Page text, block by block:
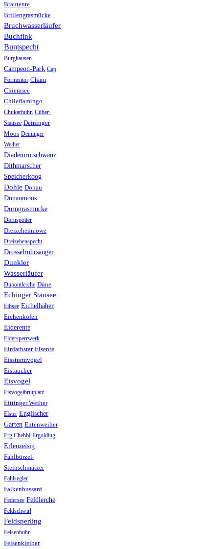
Brautente
Brillengrasmücke
Bruchwasserläufer
Buchfink
Buntspecht
Burghausen
Campeon-Park Cap
Formentor Cham
Chiemsee
Chileflamingo
Chukarhuhn Cúber-
Stausee Deininger
Moos Deininger
Weiher
Diademrotschwanz
Dithmarscher
Speicherkoog
Dohle Donau
Donaumoos
Dorngrasmücke
Dornspötter
Dreizehenmöwe
Dreizehenspecht
Drosselrohrsänger
Dunkler
Wasserläufer
Dupontlerche Düne
Echinger Stausee
Eibsee Eichelhäher
Eichenkofen
Eiderente
Eidersperrwerk
Einfarbstar Eisente
Eissturmvogel
Eistaucher
Eisvogel
Eisvogelbrutplatz
Eittinger Weiher
Elster Englischer
Garten Entenweiher
Erg Chebbi Ergolding
Erlenzeisig
Fahlbürzel-
Steinschmätzer
Fahlsegler
Falkenbussard
Federsee Feldlerche
Feldschwirl
Feldsperling
Felsenhuhn
Felsenkleiber